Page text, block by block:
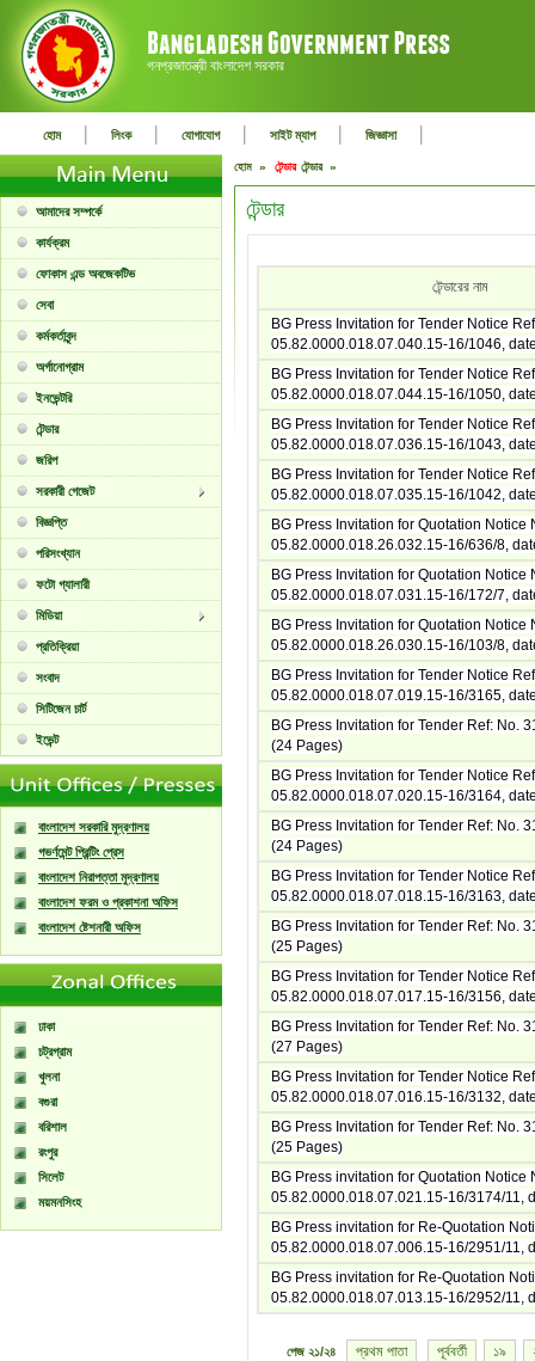
গনপ্রজাতন্ত্রী বাংলাদেশ সরকার
হোম | লিংক | যোগাযোগ | সাইট ম্যাপ | জিজ্ঞাসা |
আমাদের সম্পর্কে
কার্যক্রম
ফোকাস এন্ড অবজেকটিভ
সেবা
কর্মকর্তাবৃন্দ
অর্গানোগ্রাম
ইনভেন্টরি
টেন্ডার
জরিপ
সরকারী গেজেট
বিজ্ঞপ্তি
পরিসংখ্যান
ফটো গ্যালারী
মিডিয়া
প্রতিক্রিয়া
সংবাদ
সিটিজেন চার্ট
ইভেন্ট
বাংলাদেশ সরকারি মুদ্রণালয়
গভর্ণমেন্ট প্রিন্টিং প্রেস
বাংলাদেশ নিরাপত্তা মুদ্রণালয়
বাংলাদেশ ফরম ও প্রকাশনা অফিস
বাংলাদেশ ষ্টেশনারী অফিস
ঢাকা
চট্রগ্রাম
খুলনা
বগুরা
বরিশাল
রংপুর
সিলেট
ময়মনসিংহ
হোম » টেন্ডার টেন্ডার »
টেন্ডার
টেন্ডারের নাম
BG Press Invitation for Tender Notice
05.82.0000.018.07.040.15-16/1046,
BG Press Invitation for Tender Notice
05.82.0000.018.07.044.15-16/1050,
BG Press Invitation for Tender Notice
05.82.0000.018.07.036.15-16/1043,
BG Press Invitation for Tender Notice
05.82.0000.018.07.035.15-16/1042,
BG Press Invitation for Quotation Notice
05.82.0000.018.26.032.15-16/636/8,
BG Press Invitation for Quotation Notice
05.82.0000.018.07.031.15-16/172/7,
BG Press Invitation for Quotation Notice
05.82.0000.018.26.030.15-16/103/8,
BG Press Invitation for Tender Notice
05.82.0000.018.07.019.15-16/3165,
BG Press Invitation for Tender Ref: No.
(24 Pages)
BG Press Invitation for Tender Notice
05.82.0000.018.07.020.15-16/3164,
BG Press Invitation for Tender Ref: No.
(24 Pages)
BG Press Invitation for Tender Notice
05.82.0000.018.07.018.15-16/3163,
BG Press Invitation for Tender Ref: No.
(25 Pages)
BG Press Invitation for Tender Notice
05.82.0000.018.07.017.15-16/3156,
BG Press Invitation for Tender Ref: No.
(27 Pages)
BG Press Invitation for Tender Notice
05.82.0000.018.07.016.15-16/3132,
BG Press Invitation for Tender Ref: No.
(25 Pages)
BG Press invitation for Quotation Notice
05.82.0000.018.07.021.15-16/3174/11,
BG Press invitation for Re-Quotation
05.82.0000.018.07.006.15-16/2951/11,
BG Press invitation for Re-Quotation
05.82.0000.018.07.013.15-16/2952/11,
পেজ ২১/২৪ প্রথম পাতা পূর্ববর্তী ১৯